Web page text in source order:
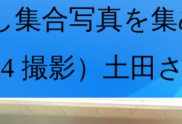
集合写真を
撮影）土